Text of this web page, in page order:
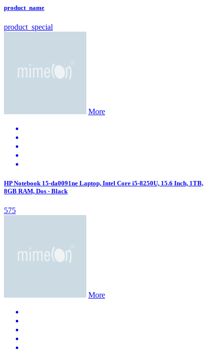
product_name
product_special
More
HP Notebook 15-da0091ne Laptop, Intel Core i5-8250U, 15.6 Inch, 1TB,
8GB RAM, Dos - Black
575
More